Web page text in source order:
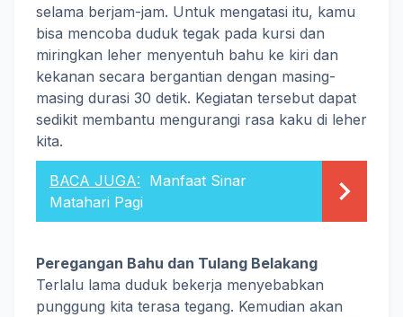
selama berjam-jam. Untuk mengatasi itu, kamu
bisa mencoba duduk tegak pada kursi dan
miringkan leher menyentuh bahu ke kiri dan
kekanan secara bergantian dengan masing-
masing durasi 30 detik. Kegiatan tersebut dapat
sedikit membantu mengurangi rasa kaku di leher
kita.
BACA JUGA: Manfaat Sinar
Matahari Pagi
Peregangan Bahu dan Tulang Belakang
Terlalu lama duduk bekerja menyebabkan
punggung kita terasa tegang. Kemudian akan